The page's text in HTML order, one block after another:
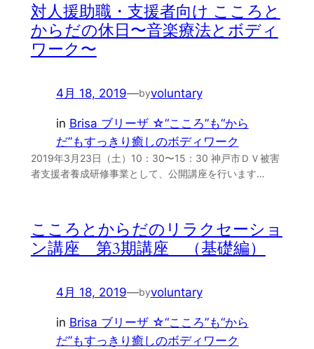
対人援助職・支援者向け こころと
からだの休日〜音楽療法とボディ
ワーク〜
4月 18, 2019—byvoluntary
in Brisa ブリーザ ☆“こころ”も“から
だ”もすっきり癒しのボディワーク
2019年3月23日（土）10：30〜15：30 神戸市ＤＶ被害
者支援者養成研修事業として、公開講座を行います…
こころとからだのリラクセーショ
ン講座 第3期講座 （基礎編）
4月 18, 2019—byvoluntary
in Brisa ブリーザ ☆“こころ”も“から
だ”もすっきり癒しのボディワーク